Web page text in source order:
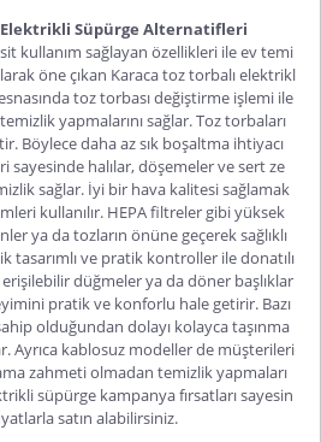
Elektrikli Süpürge Alternatifleri
kullanım sağlayan özellikleri ile ev temi
öne çıkan Karaca toz torbalı elektrikl
toz torbası değiştirme işlemi ile
yapmalarını sağlar. Toz torbaları
Böylece daha az sık boşaltma ihtiyacı
sayesinde halılar, döşemeler ve sert ze
sağlar. İyi bir hava kalitesi sağlamak
kullanılır. HEPA filtreler gibi yüksek
ya da tozların önüne geçerek sağlıklı
ve pratik kontroller ile donatılı
düğmeler ya da döner başlıklar
pratik ve konforlu hale getirir. Bazı
olduğundan dolayı kolayca taşınma
Ayrıca kablosuz modeller de müşterileri
zahmeti olmadan temizlik yapmaları
süpürge kampanyafırsatları sayesin
satın alabilirsiniz.